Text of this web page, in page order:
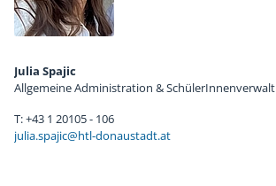
Julia Spajic
Allgemeine Administration &
T: +43 1 20105 - 106
julia.spajic@htl-donaustadt.at